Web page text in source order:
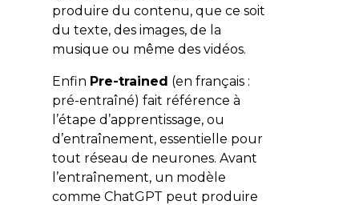
produire du contenu, que ce soit
du texte, des images, de la
musique ou même des vidéos.
Enfin Pre-trained (en français :
pré-entraîné) fait référence à
l’étape d’apprentissage, ou
d’entraînement, essentielle pour
tout réseau de neurones. Avant
l’entraînement, un modèle
comme ChatGPT peut produire